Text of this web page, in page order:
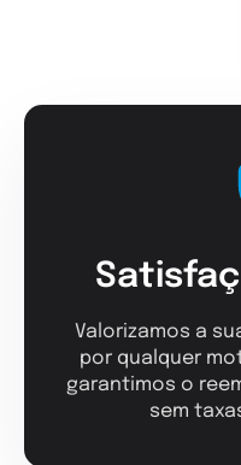
Valorizamos a
por qualquer
garantimos o
sem